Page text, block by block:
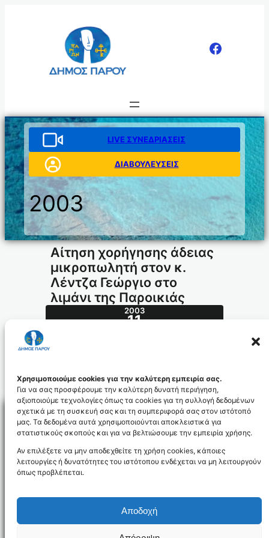
Χρησιμοποιούμε cookies για την καλύτερη εμπειρία σας.
Για να σας προσφέρουμε την καλύτερη δυνατή περιήγηση,
αξιοποιούμε τεχνολογίες όπως τα cookies για τη συλλογή δεδομένων
σχετικά με τη συσκευή σας και τη συμπεριφορά σας στον ιστότοπό
μας. Τα δεδομένα αυτά χρησιμοποιούνται αποκλειστικά για
στατιστικούς σκοπούς και για να βελτιώσουμε την εμπειρία χρήσης.
Αν επιλέξετε να μην αποδεχθείτε τη χρήση cookies, κάποιες
λειτουργίες ή δυνατότητες του ιστότοπου ενδέχεται να μη λειτουργούν
όπως προβλέπεται.
Αποδοχή
LIVE ΣΥΝΕΔΡΙΑΣΕΙΣ
ΔΙΑΒΟΥΛΕΥΣΕΙΣ
2003
Αίτηση χορήγησης άδειας
μικροπωλητή στον κ.
Λέντζα Γεώργιο στο
λιμάνι της Παροικιάς
2003
11
230.2003_id837
NEWSLETTER